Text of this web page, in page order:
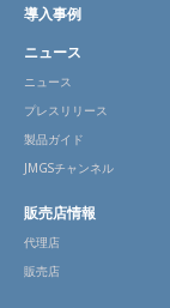
導入事例
ニュース
ニュース
プレスリリース
製品ガイド
JMGSチャンネル
販売店情報
代理店
販売店